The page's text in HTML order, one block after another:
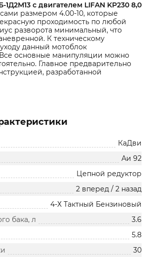
с двигателем LIFAN KP230 8,0
размером 4.00-10, которые
проходимость по любой
разворота минимальный, что
К техническому
данный мотоблок
основные манипуляции можно
Главное предварительно
разработанной
КаДви
Аи 92
Цепной редуктор
2 вперед / 2 назад
4-Х Тактный Бензиновый
бака, л
3.6
5.8
30